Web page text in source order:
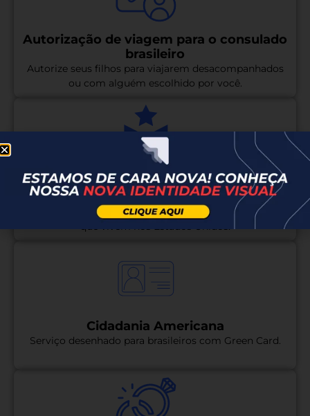
Autorização de viagem para o consulado
brasileiro
Autorize seus filhos para viajarem desacompanhados
ou com alguém escolhido por você.
Documento militar para o consulado
brasileiro
Alistamento, Dispensa ou Segunda via para brasileiros
que vivem nos Estados Unidos.
Cidadania Americana
Serviço desenhado para brasileiros com Green Card.